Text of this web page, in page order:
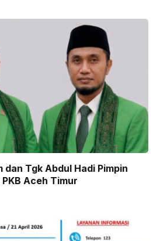
dan Tgk Abdul Hadi Pimpin
Aceh Timur